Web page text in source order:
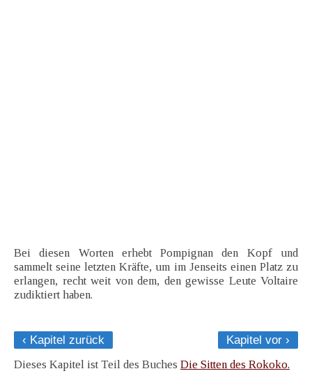
Bei diesen Worten erhebt Pompignan den Kopf und
sammelt seine letzten Kräfte, um im Jenseits einen Platz zu
erlangen, recht weit von dem, den gewisse Leute Voltaire
zudiktiert haben.
‹ Kapitel zurück
Kapitel vor ›
Dieses Kapitel ist Teil des Buches Die Sitten des Rokoko.